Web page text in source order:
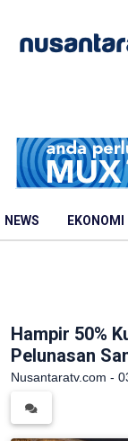
NEWS EKONOMI
Hampir 50%
Pelunasan
Nusantaratv.com -